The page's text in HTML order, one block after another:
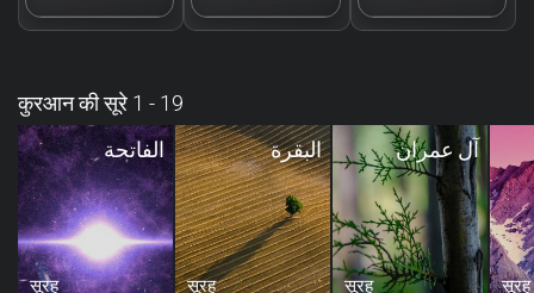
कुरआन की सूरे 1 - 19
الفاتحة
सूरह
البقرة
सूरह
آل عمران
सूरह सूरह